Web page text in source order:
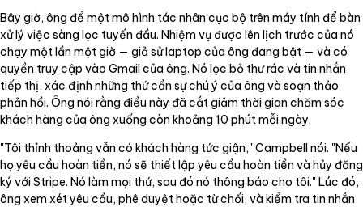
Bây giờ, ông để một mô hình tác nhân cục bộ trên máy tính để bàn
xử lý việc sàng lọc tuyến đầu. Nhiệm vụ được lên lịch trước của nó
chạy một lần một giờ — giả sử laptop của ông đang bật — và có
quyền truy cập vào Gmail của ông. Nó lọc bỏ thư rác và tin nhắn
tiếp thị, xác định những thứ cần sự chú ý của ông và soạn thảo
phản hồi. Ông nói rằng điều này đã cắt giảm thời gian chăm sóc
khách hàng của ông xuống còn khoảng 10 phút mỗi ngày.
"Tôi thỉnh thoảng vẫn có khách hàng tức giận," Campbell nói. "Nếu
họ yêu cầu hoàn tiền, nó sẽ thiết lập yêu cầu hoàn tiền và hủy đăng
ký với Stripe. Nó làm mọi thứ, sau đó nó thông báo cho tôi." Lúc đó,
ông xem xét yêu cầu, phê duyệt hoặc từ chối, và kiểm tra tin nhắn